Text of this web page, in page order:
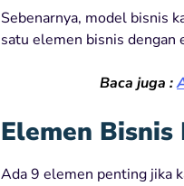
Sebenarnya, model bisnis
satu elemen bisnis
Baca juga :
Elemen Bisnis
Ada 9 elemen penting jika